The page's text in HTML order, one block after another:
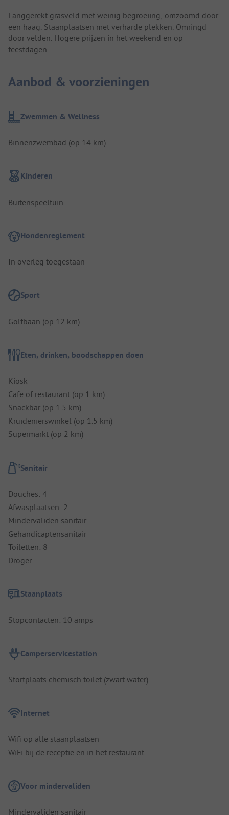
Langgerekt grasveld met weinig begroeiing, omzoomd door
een haag. Staanplaatsen met verharde plekken. Omringd
door velden. Hogere prijzen in het weekend en op
feestdagen.
Aanbod & voorzieningen
Zwemmen & Wellness
Binnenzwembad (op 14 km)
Kinderen
Buitenspeeltuin
Hondenreglement
In overleg toegestaan
Sport
Golfbaan (op 12 km)
Eten, drinken, boodschappen doen
Kiosk
Cafe of restaurant (op 1 km)
Snackbar (op 1.5 km)
Kruidenierswinkel (op 1.5 km)
Supermarkt (op 2 km)
Sanitair
Douches: 4
Afwasplaatsen: 2
Mindervaliden sanitair
Gehandicaptensanitair
Toiletten: 8
Droger
Staanplaats
Stopcontacten: 10 amps
Camperservicestation
Stortplaats chemisch toilet (zwart water)
Internet
Wifi op alle staanplaatsen
WiFi bij de receptie en in het restaurant
Voor mindervaliden
Mindervaliden sanitair